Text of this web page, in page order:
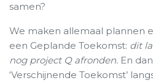
samen?
We maken allemaal plannen
een Geplande Toekomst: dit
nog project Q afronden. En
‘Verschijnende Toekomst’